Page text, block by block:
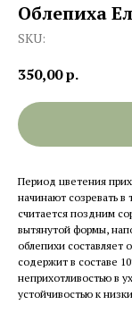
Облепиха
SKU:
350,00р.
Период цветения
начинают созревать в
считается поздним
вытянутой формы,
облепихи составляет
содержит в составе
неприхотливостью в
устойчивостью к